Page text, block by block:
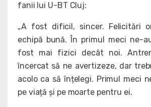
fanii lui U-BT Cluj:
„A fost dificil, sincer. Felicitări
echipă bună. În primul meci ne-
fost mai fizici decât noi.
încercat să ne avertizeze, dar
acolo ca să înțelegi. Primul meci
pe viață și pe moarte pentru ei.